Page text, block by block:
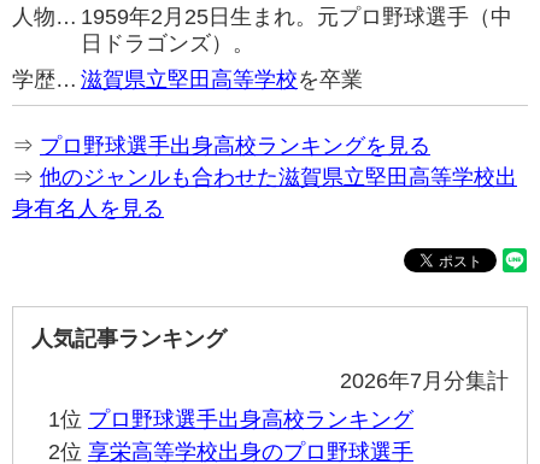
人物… 1959年2月25日生まれ。元プロ野球選手（中
日ドラゴンズ）。
学歴… 滋賀県立堅田高等学校を卒業
⇒ プロ野球選手出身高校ランキングを見る
⇒ 他のジャンルも合わせた滋賀県立堅田高等学校出
身有名人を見る
人気記事ランキング
2026年7月分集計
1位 プロ野球選手出身高校ランキング
2位 享栄高等学校出身のプロ野球選手